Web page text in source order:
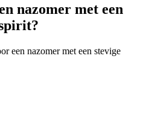
nazomer met een
een nazomer met een stevige